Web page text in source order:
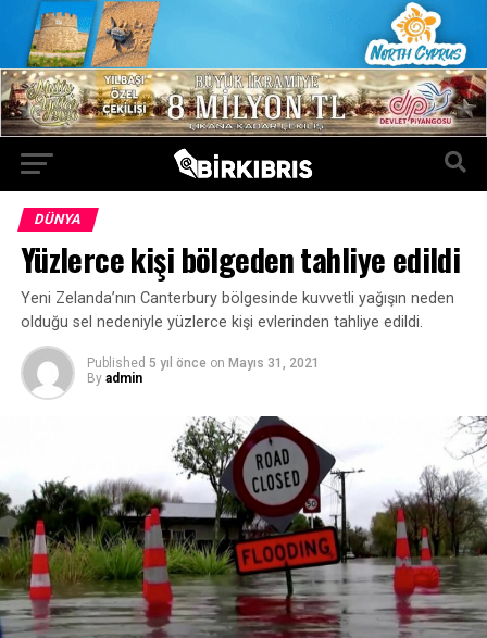
DÜNYA
Yüzlerce kişi bölgeden tahliye edildi
Yeni Zelanda’nın Canterbury bölgesinde kuvvetli yağışın neden
olduğu sel nedeniyle yüzlerce kişi evlerinden tahliye edildi.
Published 5 yıl önce on Mayıs 31, 2021
By admin